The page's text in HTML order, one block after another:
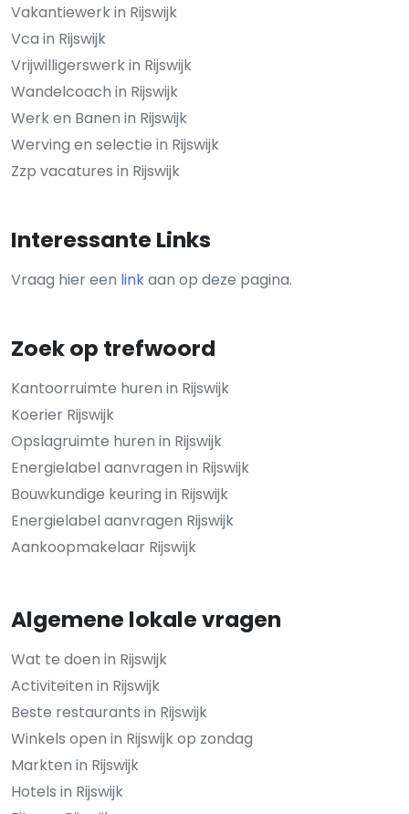
Vakantiewerk in Rijswijk
Vca in Rijswijk
Vrijwilligerswerk in Rijswijk
Wandelcoach in Rijswijk
Werk en Banen in Rijswijk
Werving en selectie in Rijswijk
Zzp vacatures in Rijswijk
Interessante Links
Vraag hier een linkaan op deze pagina.
Zoek op trefwoord
Kantoorruimte huren in Rijswijk
Koerier Rijswijk
Opslagruimte huren in Rijswijk
Energielabel aanvragen in Rijswijk
Bouwkundige keuring in Rijswijk
Energielabel aanvragen Rijswijk
Aankoopmakelaar Rijswijk
Algemene lokale vragen
Wat te doen in Rijswijk
Activiteiten in Rijswijk
Beste restaurants in Rijswijk
Winkels open in Rijswijk op zondag
Markten in Rijswijk
Hotels in Rijswijk